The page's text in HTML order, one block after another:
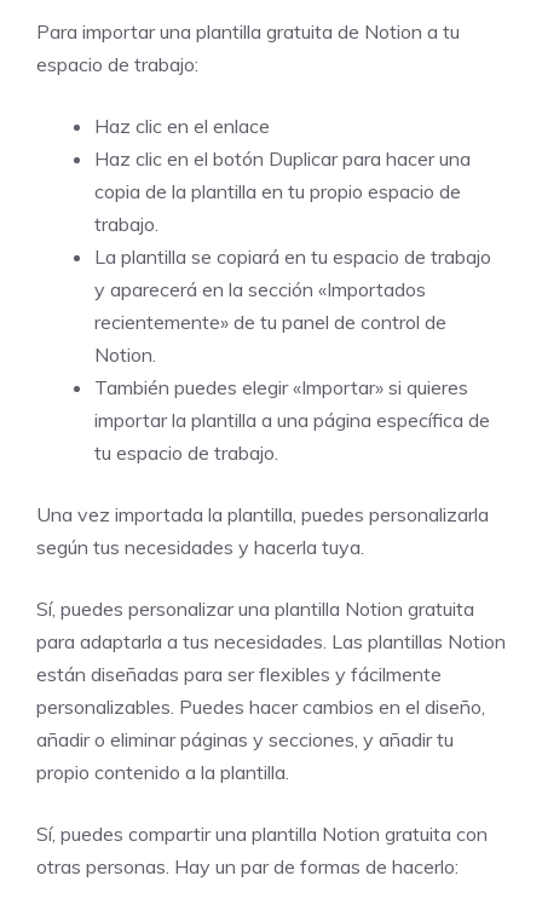
Para importar una plantilla gratuita de Notion a tu
espacio de trabajo:
Haz clic en el enlace
Haz clic en el botón Duplicar para hacer una
copia de la plantilla en tu propio espacio de
trabajo.
La plantilla se copiará en tu espacio de trabajo
y aparecerá en la sección «Importados
recientemente» de tu panel de control de
Notion.
También puedes elegir «Importar» si quieres
importar la plantilla a una página específica de
tu espacio de trabajo.
Una vez importada la plantilla, puedes personalizarla
según tus necesidades y hacerla tuya.
Sí, puedes personalizar una plantilla Notion gratuita
para adaptarla a tus necesidades. Las plantillas Notion
están diseñadas para ser flexibles y fácilmente
personalizables. Puedes hacer cambios en el diseño,
añadir o eliminar páginas y secciones, y añadir tu
propio contenido a la plantilla.
Sí, puedes compartir una plantilla Notion gratuita con
otras personas. Hay un par de formas de hacerlo: